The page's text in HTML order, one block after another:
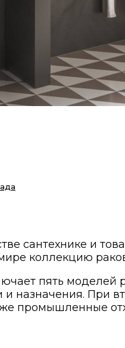
сантехнике и
коллекцию
пять
назначения. При
промышленные